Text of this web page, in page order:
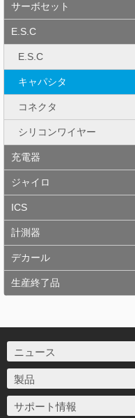
サーボセット
E.S.C
E.S.C
キャパシタ
コネクタ
シリコンワイヤー
充電器
ジャイロ
ICS
計測器
デカール
生産終了品
ニュース
製品
サポート情報